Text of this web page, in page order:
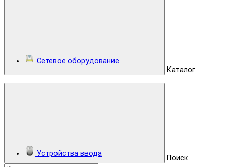
Каталог
Поиск
Сетевое оборудование
Устройства ввода